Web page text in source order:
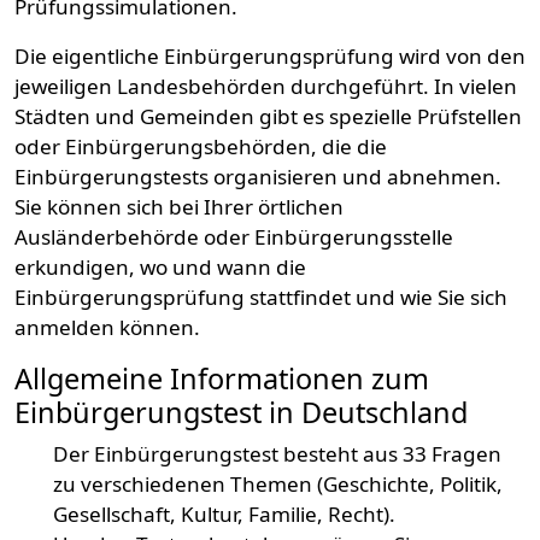
Prüfungssimulationen.
Die eigentliche Einbürgerungsprüfung wird von den
jeweiligen Landesbehörden durchgeführt. In vielen
Städten und Gemeinden gibt es spezielle Prüfstellen
oder Einbürgerungsbehörden, die die
Einbürgerungstests organisieren und abnehmen.
Sie können sich bei Ihrer örtlichen
Ausländerbehörde oder Einbürgerungsstelle
erkundigen, wo und wann die
Einbürgerungsprüfung stattfindet und wie Sie sich
anmelden können.
Allgemeine Informationen zum
Einbürgerungstest in Deutschland
Der Einbürgerungstest besteht aus 33 Fragen
zu verschiedenen Themen (Geschichte, Politik,
Gesellschaft, Kultur, Familie, Recht).